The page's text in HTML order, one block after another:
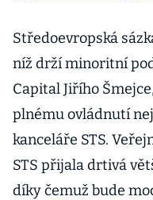
Středoevropská
níž drží minoritní
Capital Jiřího
plnému ovládnutí
kanceláře STS.
STS přijala drtivá
díky čemuž bude